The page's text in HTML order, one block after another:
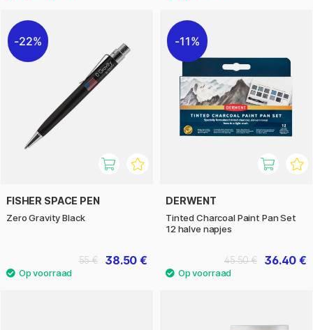
22%
FISHER SPACE PEN
Zero Gravity Black
38.50 €
55 €
11%
DERWENT
Tinted Charcoal Paint Pan Set
12 halve napjes
36.40 €
45.50 €